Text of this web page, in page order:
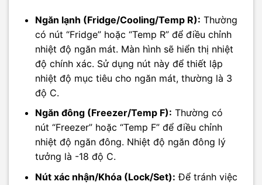
Ngăn lạnh (Fridge/Cooling/Temp R): Thường
có nút “Fridge” hoặc “Temp R” để điều chỉnh
nhiệt độ ngăn mát. Màn hình sẽ hiển thị nhiệt
độ chính xác. Sử dụng nút này để thiết lập
nhiệt độ mục tiêu cho ngăn mát, thường là 3
độ C.
Ngăn đông (Freezer/Temp F): Thường có
nút “Freezer” hoặc “Temp F” để điều chỉnh
nhiệt độ ngăn đông. Nhiệt độ ngăn đông lý
tưởng là -18 độ C.
Nút xác nhận/Khóa (Lock/Set): Để tránh việc